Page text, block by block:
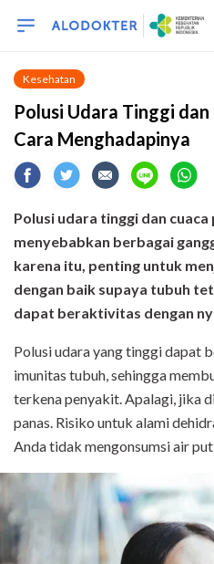
Kesehatan
Polusi Udara Tinggi dan
Cara Menghadapinya
Polusi udara tinggi dan cuaca
menyebabkan berbagai
karena itu, penting untuk
dengan baik supaya tubuh
dapat beraktivitas dengan
Polusi udara yang tinggi dapat
imunitas tubuh, sehingga
terkena penyakit. Apalagi, jika
panas. Risiko untuk alami
Anda tidak mengonsumsi air